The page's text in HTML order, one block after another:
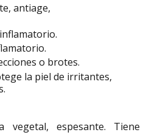
antiage,
o brotes.
la piel de irritantes,
vegetal, espesante. Tiene